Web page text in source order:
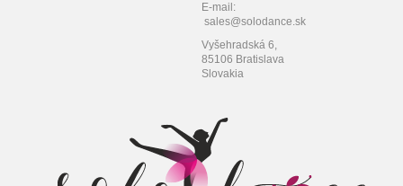
E-mail:
sales@solodance.sk
Vyšehradská 6,
85106 Bratislava
Slovakia